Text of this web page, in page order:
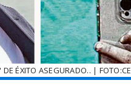
ÉXITO ASEGURADO.. |